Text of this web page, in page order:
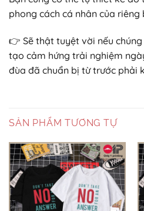
phong cách cá nhân của riêng
👉 Sẽ thật tuyệt vời nếu
tạo cảm hứng trải nghiệm
đùa đã chuẩn bị từ trước phải
SẢN PHẨM TƯƠNG TỰ